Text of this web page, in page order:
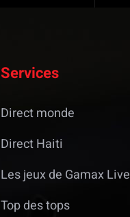
Services
Direct monde
Direct Haiti
Les jeux de Gamax Live
Top des tops